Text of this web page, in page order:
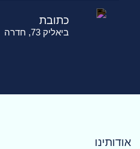
כתובת
ביאליק 73, חדרה
אודותינו